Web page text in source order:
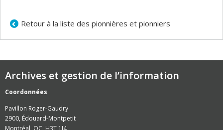
Retour à la liste des pionnières et pionniers
Archives et gestion de l’information
Coordonnées
Pavillon Roger-Gaudry
2900, Édouard-Montpetit
Montréal, QC, H3T 1J4